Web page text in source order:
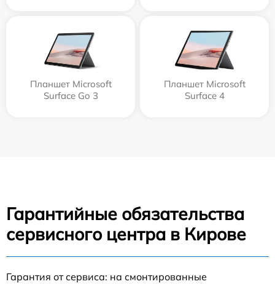
Планшет Microsoft
Surface Go 3
Планшет Microsoft
Surface 4
Гарантийные обязательства
сервисного центра в Кирове
Гарантия от сервиса: на смонтированные